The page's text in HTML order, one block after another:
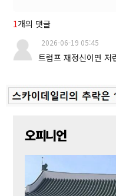
1개의 댓글
2026-06-19 05:45
트럼프 재정신이면 저
오피니언